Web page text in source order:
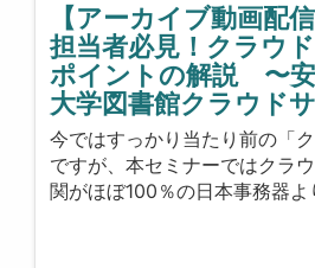
【アーカイブ動画配
担当者必見！クラウ
ポイントの解説 〜
大学図書館クラウド
今ではすっかり当たり前の「
ですが、本セミナーではクラ
関がほぼ100％の日本事務器